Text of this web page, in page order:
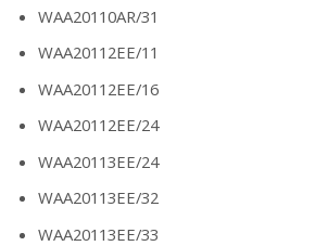
WAA20110AR/31
WAA20112EE/11
WAA20112EE/16
WAA20112EE/24
WAA20113EE/24
WAA20113EE/32
WAA20113EE/33